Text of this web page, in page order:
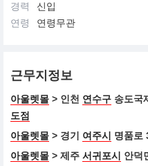
경력
신입
연령
연령무관
근무지정보
아울렛몰 > 인천 연수구 송도국
도점
아울렛몰 > 경기 여주시 명품로
아울렛몰 > 제주 서귀포시 안덕